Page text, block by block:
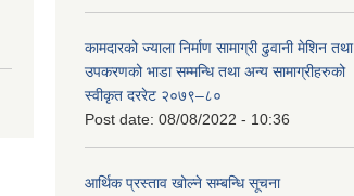
कामदारको ज्याला निर्माण सामाग्री ढुवानी मेशिन तथा
उपकरणको भाडा सम्मन्धि तथा अन्य सामाग्रीहरुको
स्वीकृत दररेट २०७९–८०
Post date: 08/08/2022 - 10:36
आर्थिक प्रस्ताव खोल्ने सम्बन्धि सूचना